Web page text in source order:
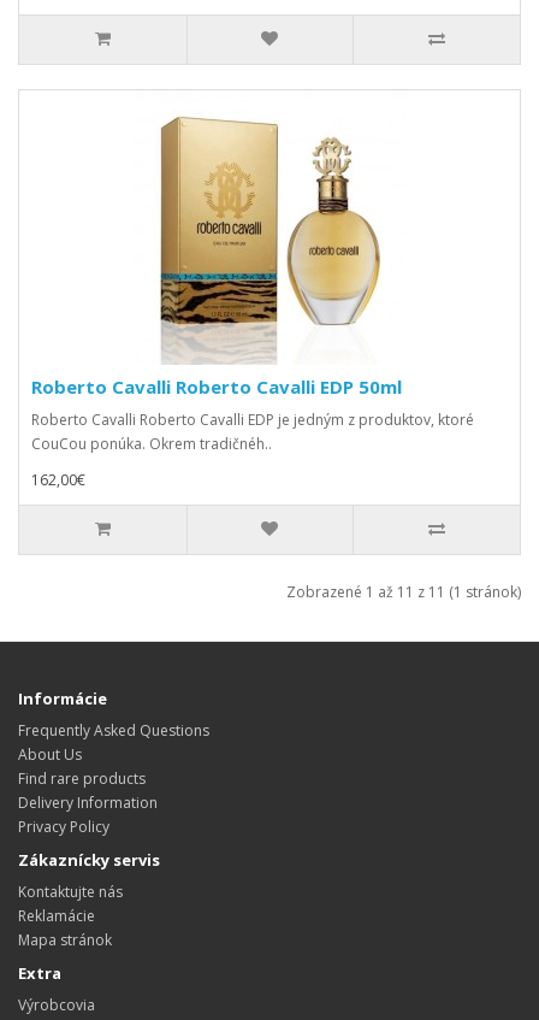
Roberto Cavalli Roberto Cavalli EDP 50ml
Roberto Cavalli Roberto Cavalli EDP je jedným z produktov, ktoré
CouCou ponúka. Okrem tradičnéh..
162,00€
Zobrazené 1 až 11 z 11 (1 stránok)
Informácie
Frequently Asked Questions
About Us
Find rare products
Delivery Information
Privacy Policy
Zákaznícky servis
Kontaktujte nás
Reklamácie
Mapa stránok
Extra
Výrobcovia